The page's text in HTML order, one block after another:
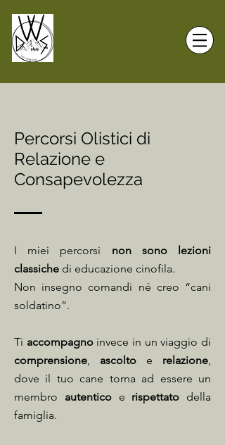
Percorsi Olistici di
Relazione e
Consapevolezza
I miei percorsi non sono lezioni
classiche di educazione cinofila.
Non insegno comandi né creo “cani
soldatino”.
Ti accompagnoinvece in un viaggio di
comprensione, ascolto e relazione,
dove il tuo cane torna ad essere un
membro autenticoe rispettato della
famiglia.​